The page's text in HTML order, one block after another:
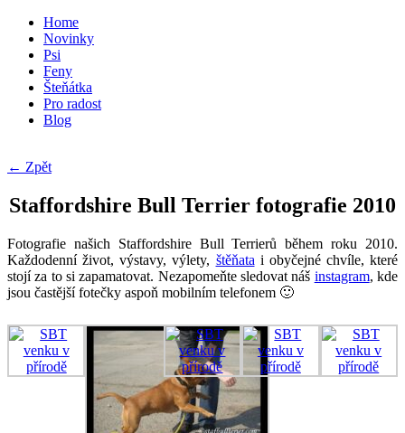
Home
Novinky
Psi
Feny
Šteňátka
Pro radost
Blog
← Zpět
Staffordshire Bull Terrier fotografie 2010
Fotografie našich Staffordshire Bull Terrierů během roku 2010.
Každodenní život, výstavy, výlety, štěňata i obyčejné chvíle, které
stojí za to si zapamatovat. Nezapomeňte sledovat náš instagram, kde
jsou častější fotečky aspoň mobilním telefonem 🙂